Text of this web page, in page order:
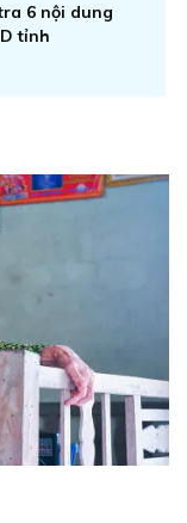
6 nội dung
tỉnh